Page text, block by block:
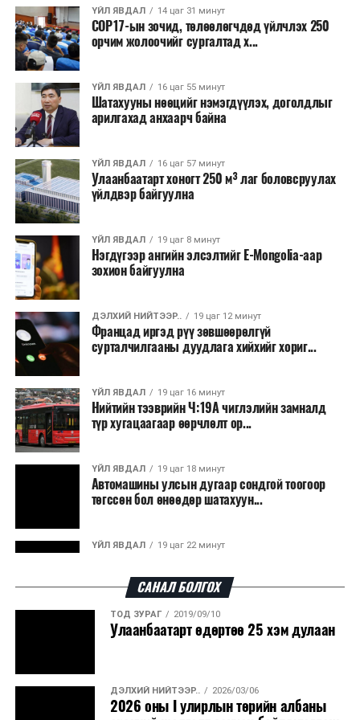
буюу бусад койн/токены ханш ихээхэн уналт үзүүлээд
байгаа. Зах зээлийн энэ уналтаас шалтгаалж олон
улсад цөөнгүй ВХҮҮ-чид үйл ажиллагаагаа зогсоох
шийдвэрийг гаргаад байна.
Өнөөдрийн байдлаар Монгол Улсын дотоодын
криптовалютын ханш ч анх гарсан үнээсээ нэлээдгүй
унасан үзүүлэлттэй байна. Үүнд олон улсын
криптовалютын зах зээлийн нөхцөл байдал мэдээж
тодорхой хэмжээнд нөлөөлж байгаа. Нөгөө талаас
дотоодын криптовалютын ханш унахад эрэлт багасах,
зах зээлд олон тооны криптовалют гарах, нэр хүнд
унах, блокчейн технологид нэвтрээгүй гэх мэт зүйлс
нөлөөлсөн гэж үзэж болно. Учир нь энэ зах зээл
харьцангуй шинэ бөгөөд маш эмзэг гэдгийг хөрөнгө
ДАРААХ МЭДЭЭ
"E-mongolia"-с авсан баримт бичгийг хүлээн зөвшөөрөх
асуудлаар банкнуудын төлөөлөлтэй уулзлаа
ӨМНӨХ МЭДЭЭ
Монгол Улсын Үндсэн Хуулийн цэцийн Их суудлын
хуралдаан болов
санхүүжилт
татахаар зорьж байна. Нэг төслийн
дундаж санхүүжилтийн хэмжээ700 мянган
ам.доллар байхаар тооцжээ.
ҮЙЛ ЯВДАЛ 14 цаг 31 минут
COP17-ын зочид, төлөөлөгчдөд үйлчлэх 250
орчим жолоочийг сургалтад х...
ҮЙЛ ЯВДАЛ 16 цаг 55 минут
Шатахууны нөөцийг нэмэгдүүлэх, доголдлыг
арилгахад анхаарч байна
ҮЙЛ ЯВДАЛ 16 цаг 57 минут
Улаанбаатарт хоногт 250 м³ лаг боловсруулах
үйлдвэр байгуулна
ҮЙЛ ЯВДАЛ 19 цаг 8 минут
Нэгдүгээр ангийн элсэлтийг E-Mongolia-аар
зохион байгуулна
ДЭЛХИЙ НИЙТЭЭР.. 19 цаг 12 минут
Францад иргэд рүү зөвшөөрөлгүй
сурталчилгааны дуудлага хийхийг хориг...
ҮЙЛ ЯВДАЛ 19 цаг 16 минут
Нийтийн тээврийн Ч:19А чиглэлийн замналд
түр хугацаагаар өөрчлөлт ор...
ҮЙЛ ЯВДАЛ 19 цаг 18 минут
Автомашины улсын дугаар сондгой тоогоор
төгссөн бол өнөөдөр шатахуун...
ҮЙЛ ЯВДАЛ 19 цаг 22 минут
ДЭЛХИЙ НИЙТЭЭР.. 2026/08/06
“Уралдронзавод” компанийн ерөнхий
ҮЙЛ ЯВДАЛ 2026/08/06
Сүхбаатар боомтоор тав хоногт 10 мянга гаруй
САНАЛ БОЛГОХ
ТОД ЗУРАГ 2019/09/10
Улаанбаатарт өдөртөө 25 хэм дулаан
ДЭЛХИЙ НИЙТЭЭР.. 2026/03/06
2026 оны I улирлын төрийн албаны